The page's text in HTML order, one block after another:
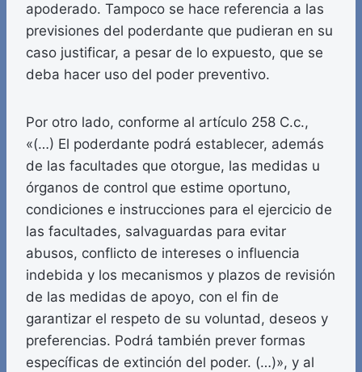
apoderado. Tampoco se hace referencia a las
previsiones del poderdante que pudieran en su
caso justificar, a pesar de lo expuesto, que se
deba hacer uso del poder preventivo.
Por otro lado, conforme al artículo 258 C.c.,
«(…) El poderdante podrá establecer, además
de las facultades que otorgue, las medidas u
órganos de control que estime oportuno,
condiciones e instrucciones para el ejercicio de
las facultades, salvaguardas para evitar
abusos, conflicto de intereses o influencia
indebida y los mecanismos y plazos de revisión
de las medidas de apoyo, con el fin de
garantizar el respeto de su voluntad, deseos y
preferencias. Podrá también prever formas
específicas de extinción del poder. (…)», y al